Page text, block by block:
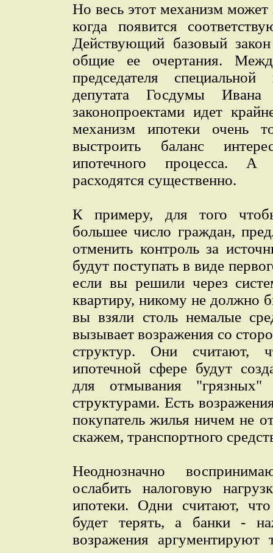
Но весь этот механизм может
когда появится
Действующий базовый
общие ее очертания.
председателя
депутата Госдумы
законопроектами идет
механизм ипотеки очень
выстроить баланс
ипотечного процесса.
расходятся существенно.
К примеру, для того
большее число граждан,
отменить контроль за
будут поступать в виде
если вы решили через
квартиру, никому не должно
вы взяли столь немалые
вызывает возражения со
структур. Они считают,
ипотечной сфере будут
для отмывания "грязных"
структурами. Есть
покупатель жилья ничем не
скажем, транспортного
Неоднозначно
ослабить налоговую
ипотеки. Одни считают,
будет терять, а банки -
возражения аргументируют